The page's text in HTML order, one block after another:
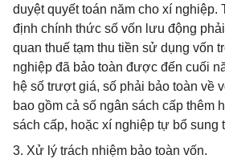
duyệt quyết toán năm cho xí nghiệp.
định chính thức số vốn lưu động
quan thuế tạm thu tiền sử dụng vốn
nghiệp đã bảo toàn được đến cuối
hệ số trượt giá, số phải bảo toàn về
bao gồm cả số ngân sách cấp thêm
sách cấp, hoặc xí nghiệp tự bổ sung
3. Xử lý trách nhiệm bảo toàn vốn.